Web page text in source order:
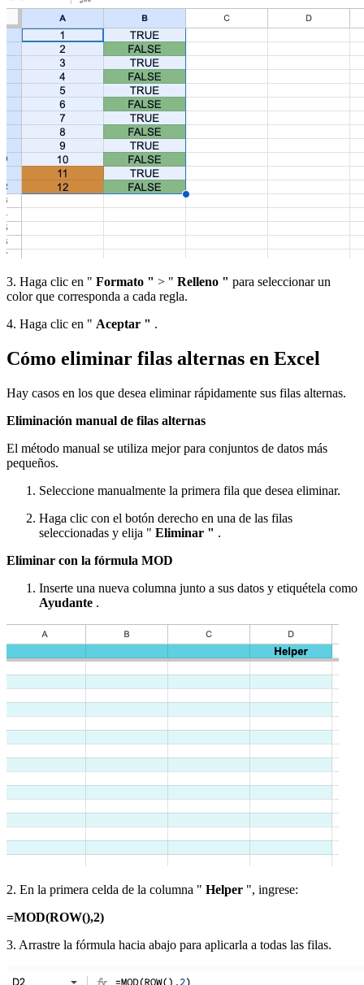
3. Haga clic en " Formato " > " Relleno " para seleccionar un
color que corresponda a cada regla.
4. Haga clic en " Aceptar " .
Cómo eliminar filas alternas en Excel
Hay casos en los que desea eliminar rápidamente sus filas alternas.
Eliminación manual de filas alternas
El método manual se utiliza mejor para conjuntos de datos más
pequeños.
Seleccione manualmente la primera fila que desea eliminar.
Haga clic con el botón derecho en una de las filas
seleccionadas y elija " Eliminar " .
Eliminar con la fórmula MOD
Inserte una nueva columna junto a sus datos y etiquétela como
Ayudante .
2. En la primera celda de la columna " Helper ", ingrese:
=MOD(ROW(),2)
3. Arrastre la fórmula hacia abajo para aplicarla a todas las filas.